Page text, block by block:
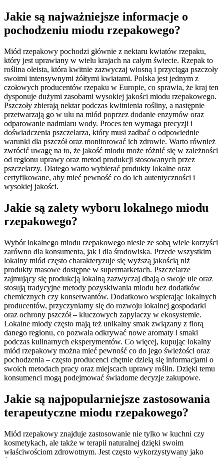
Jakie są najważniejsze informacje o
pochodzeniu miodu rzepakowego?
Miód rzepakowy pochodzi głównie z nektaru kwiatów rzepaku,
który jest uprawiany w wielu krajach na całym świecie. Rzepak to
roślina oleista, która kwitnie zazwyczaj wiosną i przyciąga pszczoły
swoimi intensywnymi żółtymi kwiatami. Polska jest jednym z
czołowych producentów rzepaku w Europie, co sprawia, że kraj ten
dysponuje dużymi zasobami wysokiej jakości miodu rzepakowego.
Pszczoły zbierają nektar podczas kwitnienia rośliny, a następnie
przetwarzają go w ulu na miód poprzez dodanie enzymów oraz
odparowanie nadmiaru wody. Proces ten wymaga precyzji i
doświadczenia pszczelarza, który musi zadbać o odpowiednie
warunki dla pszczół oraz monitorować ich zdrowie. Warto również
zwrócić uwagę na to, że jakość miodu może różnić się w zależności
od regionu uprawy oraz metod produkcji stosowanych przez
pszczelarzy. Dlatego warto wybierać produkty lokalne oraz
certyfikowane, aby mieć pewność co do ich autentyczności i
wysokiej jakości.
Jakie są zalety wyboru lokalnego miodu
rzepakowego?
Wybór lokalnego miodu rzepakowego niesie ze sobą wiele korzyści
zarówno dla konsumenta, jak i dla środowiska. Przede wszystkim
lokalny miód często charakteryzuje się wyższą jakością niż
produkty masowe dostępne w supermarketach. Pszczelarze
zajmujący się produkcją lokalną zazwyczaj dbają o swoje ule oraz
stosują tradycyjne metody pozyskiwania miodu bez dodatków
chemicznych czy konserwantów. Dodatkowo wspierając lokalnych
producentów, przyczyniamy się do rozwoju lokalnej gospodarki
oraz ochrony pszczół – kluczowych zapylaczy w ekosystemie.
Lokalne miody często mają też unikalny smak związany z florą
danego regionu, co pozwala odkrywać nowe aromaty i smaki
podczas kulinarnych eksperymentów. Co więcej, kupując lokalny
miód rzepakowy można mieć pewność co do jego świeżości oraz
pochodzenia – często producenci chętnie dzielą się informacjami o
swoich metodach pracy oraz miejscach uprawy roślin. Dzięki temu
konsumenci mogą podejmować świadome decyzje zakupowe.
Jakie są najpopularniejsze zastosowania
terapeutyczne miodu rzepakowego?
Miód rzepakowy znajduje zastosowanie nie tylko w kuchni czy
kosmetykach, ale także w terapii naturalnej dzięki swoim
właściwościom zdrowotnym. Jest często wykorzystywany jako